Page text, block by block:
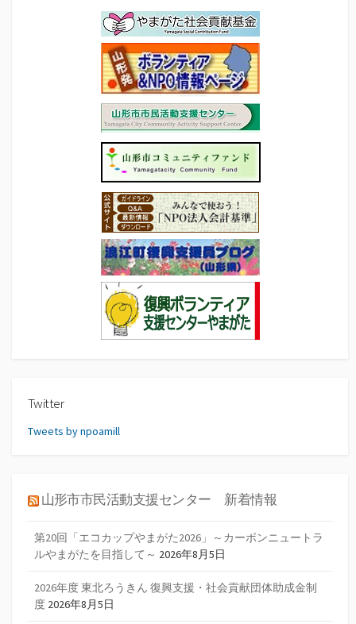
Twitter
Tweets by npoamill
山形市市民活動支援センター 新着情報
第20回「エコカップやまがた2026」～カーボンニュートラ
ルやまがたを目指して～ 2026年8月5日
2026年度 東北ろうきん 復興支援・社会貢献団体助成金制
度 2026年8月5日